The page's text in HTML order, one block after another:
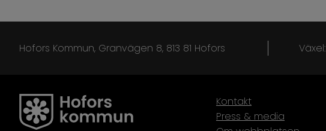
Hofors Kommun, Granvägen 8, 813 81 Hofors Växel:
Kontakt
Press & media